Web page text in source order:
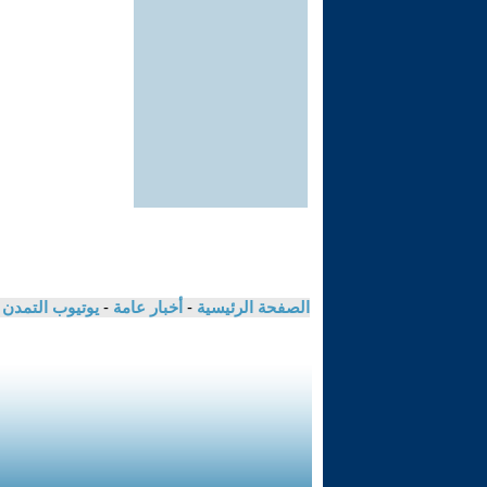
الصفحة الرئيسية - أخبار عامة - يوتيوب التمدن